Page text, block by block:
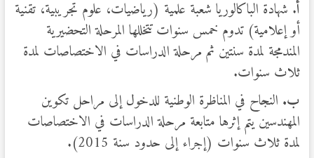
أ. شهادة الباكالوريا شعبة علمية (رياضيات، علوم تجريبية، تقنية
أو إعلامية) تدوم خمس سنوات تتخللها المرحلة التحضيرية
المندمجة لمدة سنتين ثم مرحلة الدراسات في الاختصاصات لمدة
ثلاث سنوات.
ب. النجاح في المناظرة الوطنية للدخول إلى مراحل تكوين
المهندسين يتم إثرها متابعة مرحلة الدراسات في الاختصاصات
لمدة ثلاث سنوات (إجراء إلى حدود سنة 2015).